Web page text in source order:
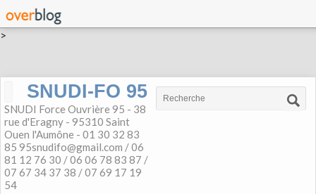
>
SNUDI-FO 95
SNUDI Force Ouvrière 95 - 38
rue d'Eragny - 95310 Saint
Ouen l'Aumône - 01 30 32 83
85 95snudifo@gmail.com / 06
81 12 76 30 / 06 06 78 83 87 /
07 67 34 37 38 / 07 69 17 19
54